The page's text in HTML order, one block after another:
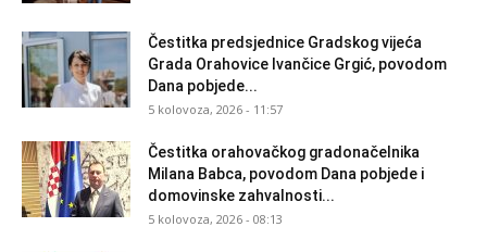
Čestitka predsjednice Gradskog vijeća
Grada Orahovice Ivančice Grgić, povodom
Dana pobjede...
5 kolovoza, 2026 - 11:57
Čestitka orahovačkog gradonačelnika
Milana Babca, povodom Dana pobjede i
domovinske zahvalnosti...
5 kolovoza, 2026 - 08:13